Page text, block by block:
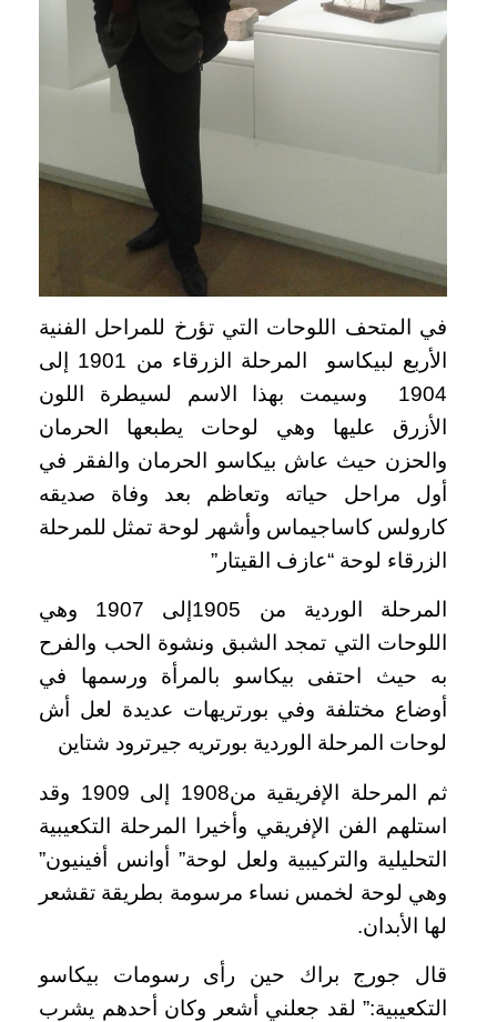
في المتحف اللوحات التي تؤرخ للمراحل الفنية
الأربع لبيكاسو المرحلة الزرقاء من 1901 إلى
1904 وسيمت بهذا الاسم لسيطرة اللون
الأزرق عليها وهي لوحات يطبعها الحرمان
والحزن حيث عاش بيكاسو الحرمان والفقر في
أول مراحل حياته وتعاظم بعد وفاة صديقه
كارولس كاساجيماس وأشهر لوحة تمثل للمرحلة
الزرقاء لوحة “عازف القيتار”
المرحلة الوردية من 1905إلى 1907 وهي
اللوحات التي تمجد الشبق ونشوة الحب والفرح
به حيث احتفى بيكاسو بالمرأة ورسمها في
أوضاع مختلفة وفي بورتريهات عديدة لعل أش
لوحات المرحلة الوردية بورتريه جيرترود شتاين
ثم المرحلة الإفريقية من1908 إلى 1909 وقد
استلهم الفن الإفريقي وأخيرا المرحلة التكعيبية
التحليلية والتركيبية ولعل لوحة” أوانس أفينيون”
وهي لوحة لخمس نساء مرسومة بطريقة تقشعر
لها الأبدان.
قال جورج براك حين رأى رسومات بيكاسو
التكعيبية:” لقد جعلني أشعر وكان أحدهم يشرب